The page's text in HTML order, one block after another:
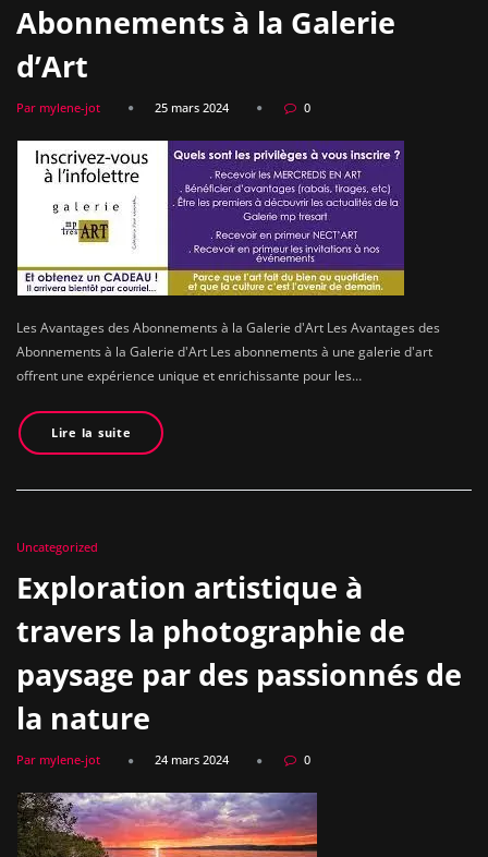
Abonnements à la Galerie
d’Art
Par mylene-jot 25 mars 2024 0
Les Avantages des Abonnements à la Galerie d'Art Les Avantages des
Abonnements à la Galerie d'Art Les abonnements à une galerie d'art
offrent une expérience unique et enrichissante pour les…
Lire la suite
Uncategorized
Exploration artistique à
travers la photographie de
paysage par des passionnés de
la nature
Par mylene-jot 24 mars 2024 0